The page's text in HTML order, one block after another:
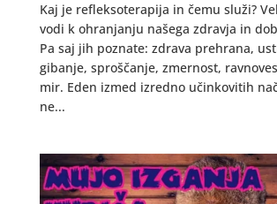
Kaj je refleksoterapija in čemu služi?
vodi k ohranjanju našega zdravja in
Pa saj jih poznate: zdrava prehrana,
gibanje, sproščanje, zmernost,
mir. Eden izmed izredno učinkovitih
ne...